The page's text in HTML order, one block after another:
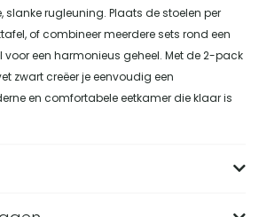
slanke rugleuning. Plaats de stoelen per
of combineer meerdere sets rond een
een harmonieus geheel. Met de 2-pack
zwart creëer je eenvoudig een
en comfortabele eetkamer die klaar is